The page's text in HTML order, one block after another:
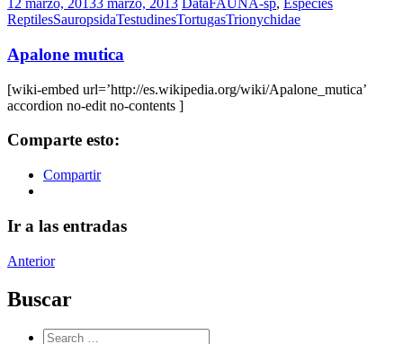
12 marzo, 20133 marzo, 2013 DataFAUNA-sp, Especies
ReptilesSauropsidaTestudinesTortugasTrionychidae
Apalone mutica
[wiki-embed url=’http://es.wikipedia.org/wiki/Apalone_mutica’
accordion no-edit no-contents ]
Comparte esto:
Compartir
Ir a las entradas
Anterior
Buscar